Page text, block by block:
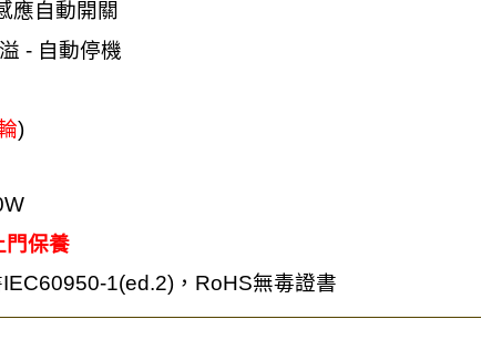
應自動開關
- 自動停機
)
門保養
IEC60950-1(ed.2) ， RoHS無毒證書